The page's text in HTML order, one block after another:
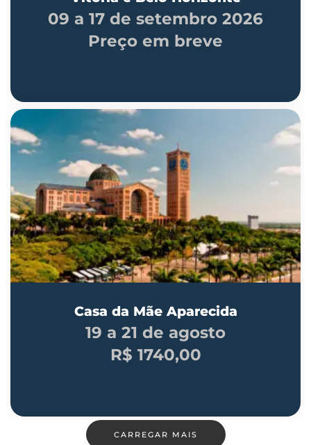
09 a 17 de setembro 2026
Preço em breve
Casa da Mãe Aparecida
19 a 21 de agosto
R$ 1740,00
CARREGAR MAIS